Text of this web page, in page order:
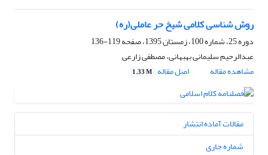
روش شناسی کلامی شیخ حر عاملی(ره)
دوره 25، شماره 100، زمستان 1395، صفحه
119-136
عبدالرحیم سلیمانی بهبهانی، مصطفی زارعی
مشاهده مقاله
اصل مقاله 1.33 M
مقالات آماده انتشار
شماره جاری